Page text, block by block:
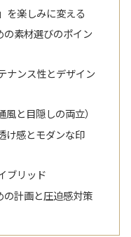
を楽しみに変える
素材選びのポイン
ナンス性とデザイン
と目隠しの両立）
け感とモダンな印
ブリッド
の計画と圧迫感対策